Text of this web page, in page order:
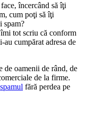
încercând să îţi
cum poţi să îţi
spam?
tot scriu că conform
cumpărat adresa de
de oamenii de rând, de
de la firme.
spamul fără perdea pe